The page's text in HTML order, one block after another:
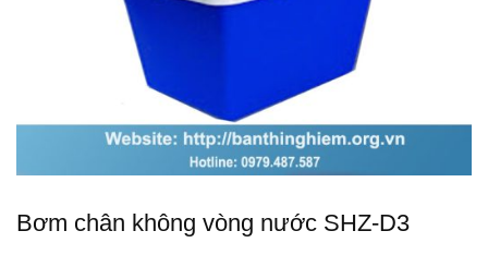
Bơm chân không vòng nước SHZ-D3